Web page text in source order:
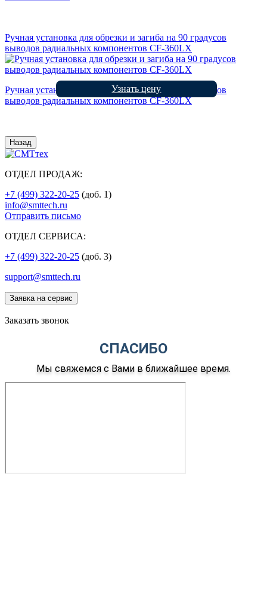
Ручная установка для обрезки и загиба на 90 градусов
выводов радиальных компонентов CF-360LX
Ручная установка для обрезки и загиба на 90 градусов
выводов радиальных компонентов CF-360LX
Узнать цену
Назад
ОТДЕЛ ПРОДАЖ:
+7 (499) 322-20-25 (доб. 1)
info@smttech.ru
Отправить письмо
ОТДЕЛ СЕРВИСА:
+7 (499) 322-20-25 (доб. 3)
support@smttech.ru
Заявка на сервис
Заказать звонок
СПАСИБО
Мы свяжемся с Вами в ближайшее время.